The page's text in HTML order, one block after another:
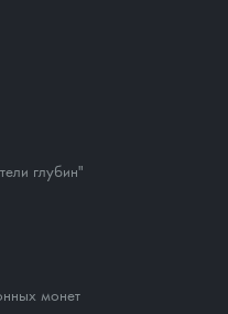
глубин"
монет